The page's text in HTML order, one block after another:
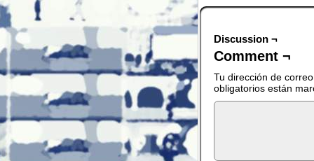
Discussion ¬
Comment ¬
Tu dirección de
obligatorios están